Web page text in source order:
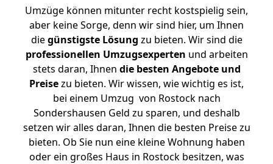
Umzüge können mitunter recht kostspielig sein,
aber keine Sorge, denn wir sind hier, um Ihnen
diegünstigste Lösung zu bieten. Wir sind die
professionellen Umzugsexperten und arbeiten
stets daran, Ihnen die besten Angebote und
Preisezu bieten. Wir wissen, wie wichtig es ist,
bei einem Umzug von Rostock nach
Sondershausen Geld zu sparen, und deshalb
setzen wir alles daran, Ihnen die besten Preise zu
bieten. Ob Sie nun eine kleine Wohnung haben
oder ein großes Haus in Rostock besitzen, was